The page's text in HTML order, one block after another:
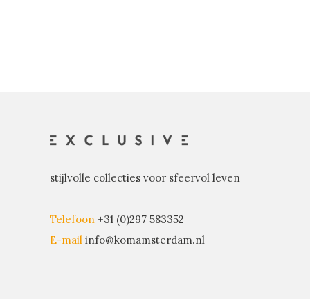
stijlvolle collecties voor sfeervol leven
Telefoon +31 (0)297 583352
E-mail info@komamsterdam.nl